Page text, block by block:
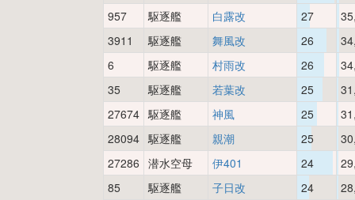
957
駆逐艦 白露改 27
3911
駆逐艦 舞風改 26
6
駆逐艦 村雨改 26
35
駆逐艦 若葉改 25
27674 駆逐艦 神風 25
28094 駆逐艦 親潮 25
27286 潜水空母 伊401 24
85
駆逐艦 子日改 24